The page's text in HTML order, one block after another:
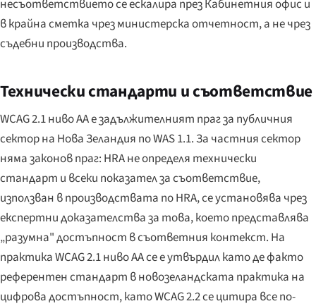
несъответствието се ескалира през Кабинетния офис и
в крайна сметка чрез министерска отчетност, а не чрез
съдебни производства.
Технически стандарти и съответствие
WCAG 2.1 ниво AA е задължителният праг за публичния
сектор на Нова Зеландия по WAS 1.1. За частния сектор
няма законов праг: HRA не определя технически
стандарт и всеки показател за съответствие,
използван в производствата по HRA, се установява чрез
експертни доказателства за това, което представлява
„разумна" достъпност в съответния контекст. На
практика WCAG 2.1 ниво AA се е утвърдил като де факто
референтен стандарт в новозеландската практика на
цифрова достъпност, като WCAG 2.2 се цитира все по-